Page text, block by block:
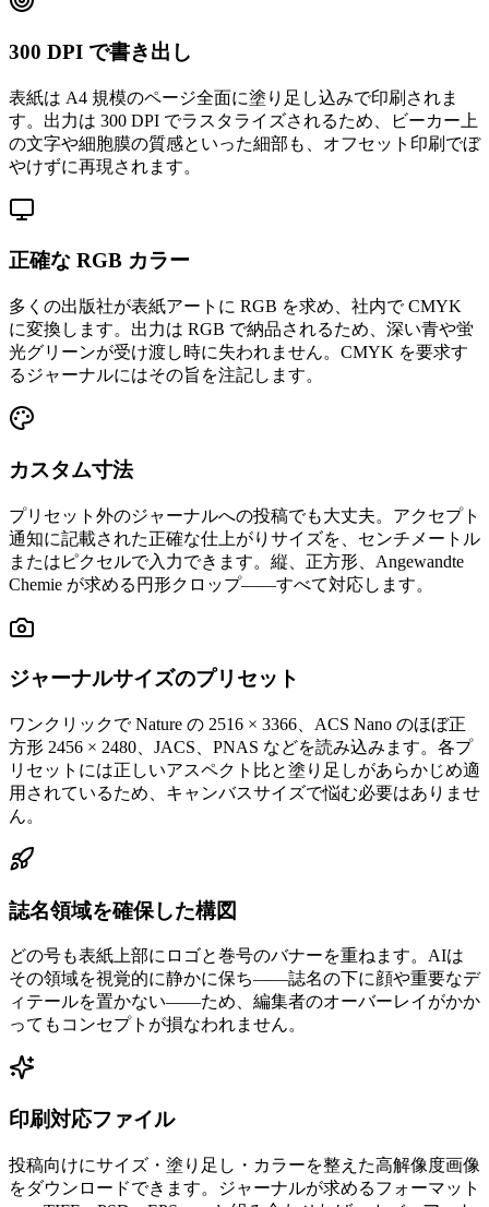
300 DPI で書き出し
表紙は A4 規模のページ全面に塗り足し込みで印刷されま
す。出力は 300 DPI でラスタライズされるため、ビーカー上
の文字や細胞膜の質感といった細部も、オフセット印刷でぼ
やけずに再現されます。
正確な RGB カラー
多くの出版社が表紙アートに RGB を求め、社内で CMYK
に変換します。出力は RGB で納品されるため、深い青や蛍
光グリーンが受け渡し時に失われません。CMYK を要求す
るジャーナルにはその旨を注記します。
カスタム寸法
プリセット外のジャーナルへの投稿でも大丈夫。アクセプト
通知に記載された正確な仕上がりサイズを、センチメートル
またはピクセルで入力できます。縦、正方形、Angewandte
Chemie が求める円形クロップ——すべて対応します。
ジャーナルサイズのプリセット
ワンクリックで Nature の 2516 × 3366、ACS Nano のほぼ正
方形 2456 × 2480、JACS、PNAS などを読み込みます。各プ
リセットには正しいアスペクト比と塗り足しがあらかじめ適
用されているため、キャンバスサイズで悩む必要はありませ
ん。
誌名領域を確保した構図
どの号も表紙上部にロゴと巻号のバナーを重ねます。AIは
その領域を視覚的に静かに保ち——誌名の下に顔や重要なデ
ィテールを置かない——ため、編集者のオーバーレイがかか
ってもコンセプトが損なわれません。
印刷対応ファイル
投稿向けにサイズ・塗り足し・カラーを整えた高解像度画像
をダウンロードできます。ジャーナルが求めるフォーマット